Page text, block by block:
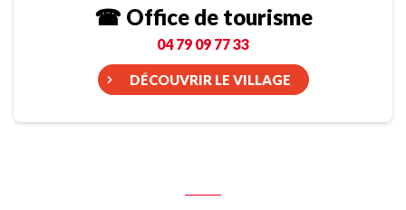
☎ Office de tourisme
04 79 09 77 33
DÉCOUVRIR LE VILLAGE